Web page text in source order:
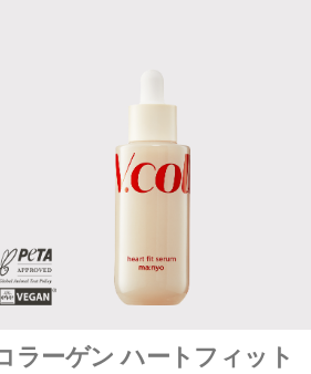
ラーゲン ハートフィット